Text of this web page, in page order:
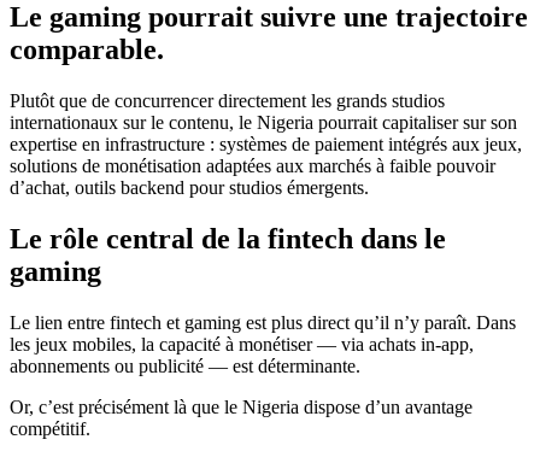
Le gaming pourrait suivre une trajectoire
comparable.
Plutôt que de concurrencer directement les grands studios
internationaux sur le contenu, le Nigeria pourrait capitaliser sur son
expertise en infrastructure : systèmes de paiement intégrés aux jeux,
solutions de monétisation adaptées aux marchés à faible pouvoir
d’achat, outils backend pour studios émergents.
Le rôle central de la fintech dans le
gaming
Le lien entre fintech et gaming est plus direct qu’il n’y paraît. Dans
les jeux mobiles, la capacité à monétiser — via achats in-app,
abonnements ou publicité — est déterminante.
Or, c’est précisément là que le Nigeria dispose d’un avantage
compétitif.